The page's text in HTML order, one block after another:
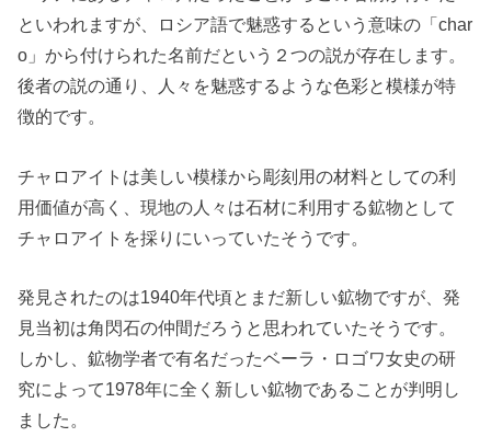
といわれますが、ロシア語で魅惑するという意味の「char
o」から付けられた名前だという２つの説が存在します。
後者の説の通り、人々を魅惑するような色彩と模様が特
徴的です。
チャロアイトは美しい模様から彫刻用の材料としての利
用価値が高く、現地の人々は石材に利用する鉱物として
チャロアイトを採りにいっていたそうです。
発見されたのは1940年代頃とまだ新しい鉱物ですが、発
見当初は角閃石の仲間だろうと思われていたそうです。
しかし、鉱物学者で有名だったベーラ・ロゴワ女史の研
究によって1978年に全く新しい鉱物であることが判明し
ました。